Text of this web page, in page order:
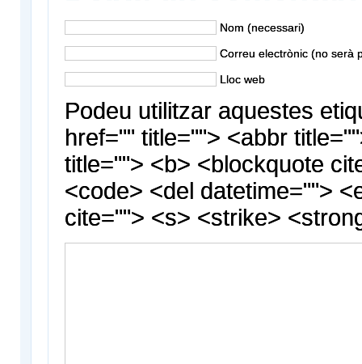
Nom (necessari)
Correu electrònic (no serà
Lloc web
Podeu utilitzar aquestes
href="" title=""> <abbr
title=""> <b> <blockquote
<code> <del datetime="">
cite=""> <s> <strike>